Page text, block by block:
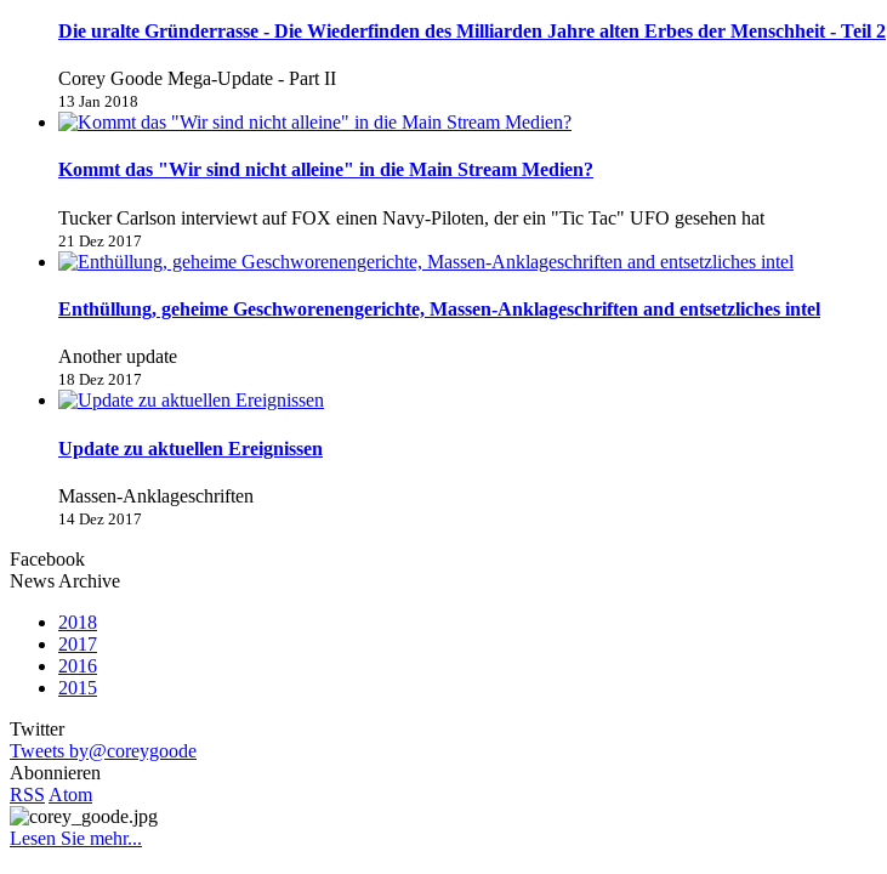
Die uralte Gründerrasse - Die Wiederfinden des Milliarden Jahre alten Erbes der Menschheit - Teil 2
Corey Goode Mega-Update - Part II
13 Jan 2018
Kommt das "Wir sind nicht alleine" in die Main Stream Medien?
Tucker Carlson interviewt auf FOX einen Navy-Piloten, der ein "Tic Tac" UFO gesehen hat
21 Dez 2017
Enthüllung, geheime Geschworenengerichte, Massen-Anklageschriften and entsetzliches intel
Another update
18 Dez 2017
Update zu aktuellen Ereignissen
Massen-Anklageschriften
14 Dez 2017
Facebook
News Archive
2018
2017
2016
2015
Twitter
Tweets by@coreygoode
Abonnieren
RSS Atom
Lesen Sie mehr...